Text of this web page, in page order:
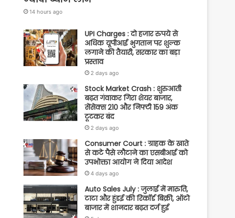
14 hours ago
UPI Charges : दो हजार रुपये से
अधिक यूपीआई भुगतान पर शुल्क
लगाने की तैयारी, सरकार का बड़ा
प्रस्ताव
2 days ago
Stock Market Crash : शुरुआती
बढ़त गंवाकर गिरा शेयर बाजार,
सेंसेक्स 210 और निफ्टी 159 अंक
टूटकर बंद
2 days ago
Consumer Court : ग्राहक के खाते
से कटे पैसे लौटाने का एसबीआई को
उपभोक्ता आयोग ने दिया आदेश
4 days ago
Auto Sales July : जुलाई में मारुति,
टाटा और हुंडई की रिकॉर्ड बिक्री, ऑटो
बाजार में शानदार बढ़त दर्ज हुई